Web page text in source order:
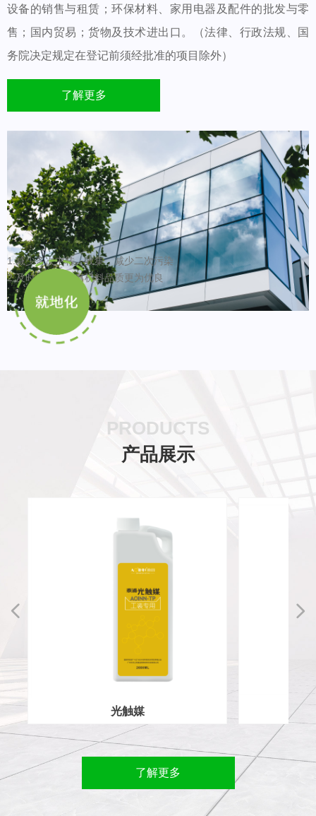
PRODUCTS
产品展示
넳 넲
了解更多
设备的销售与租赁；环保材料、家用电器及配件的批发与零
售；国内贸易；货物及技术进出口。（法律、行政法规、国
务院决定规定在登记前须经批准的项目除外）
了解更多
1.减少多次中转、收集，减少二次污染
2.及时处理，使有机料品质更为优良